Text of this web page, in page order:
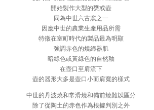
開始製作大型的甕或壺
同為中世六古窯之一
因應中世的農業生產用品所需
特徵在室町時代的製品最為明顯
強調赤色的燒締器肌
暗綠色或黃綠色的自然釉
在壺口至肩流下
壺的器形大多是壺口小而肩寬的樣式
中世的丹波燒和常滑燒和備前燒難以區分
除了從陶土的赤色作為根據判別之外